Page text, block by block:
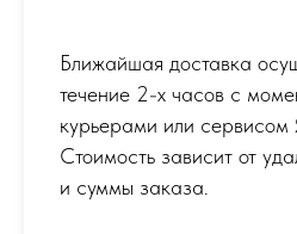
Ближайшая доставка
течение 2-х часов с
курьерами или сервисом
Стоимость зависит от
и суммы заказа.